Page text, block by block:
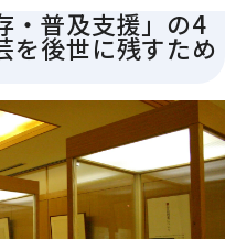
・普及支援」の4
を後世に残すため